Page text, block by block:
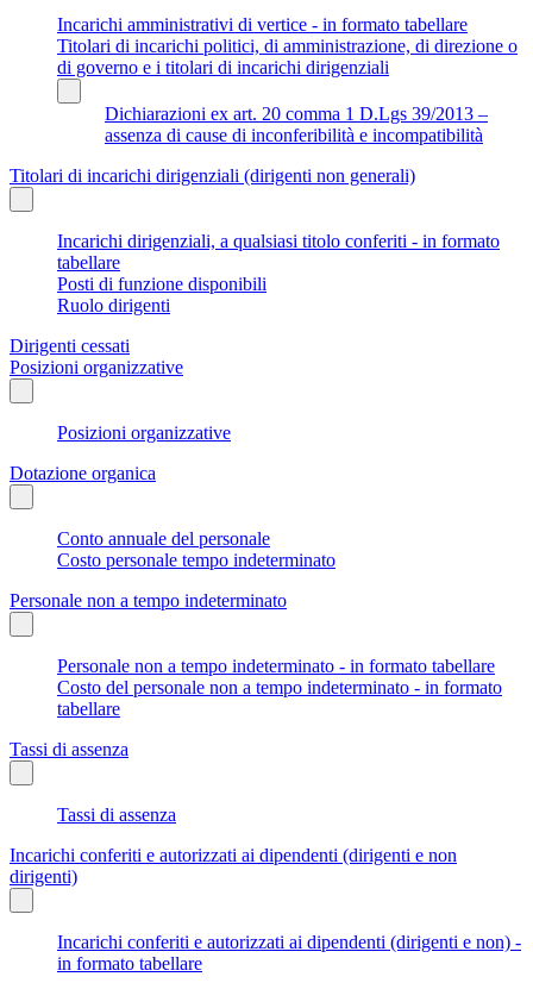
Incarichi amministrativi di vertice - in formato tabellare
Titolari di incarichi politici, di amministrazione, di direzione o
di governo e i titolari di incarichi dirigenziali
Dichiarazioni ex art. 20 comma 1 D.Lgs 39/2013 –
assenza di cause di inconferibilità e incompatibilità
Titolari di incarichi dirigenziali (dirigenti non generali)
Incarichi dirigenziali, a qualsiasi titolo conferiti - in formato
tabellare
Posti di funzione disponibili
Ruolo dirigenti
Dirigenti cessati
Posizioni organizzative
Posizioni organizzative
Dotazione organica
Conto annuale del personale
Costo personale tempo indeterminato
Personale non a tempo indeterminato
Personale non a tempo indeterminato - in formato tabellare
Costo del personale non a tempo indeterminato - in formato
tabellare
Tassi di assenza
Tassi di assenza
Incarichi conferiti e autorizzati ai dipendenti (dirigenti e non
dirigenti)
Incarichi conferiti e autorizzati ai dipendenti (dirigenti e non) -
in formato tabellare